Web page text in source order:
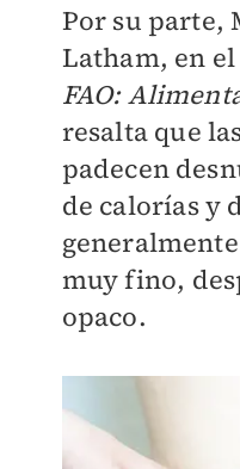
Por su parte,
Latham, en
FAO:
resalta que
padecen
de calorías y
muy fino,
opaco.